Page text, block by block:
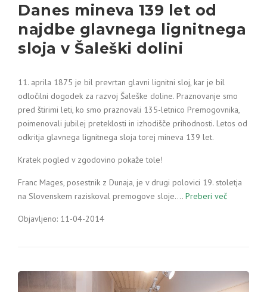
Danes mineva 139 let od
najdbe glavnega lignitnega
sloja v Šaleški dolini
11. aprila 1875 je bil prevrtan glavni lignitni sloj, kar je bil
odločilni dogodek za razvoj Šaleške doline. Praznovanje smo
pred štirimi leti, ko smo praznovali 135-letnico Premogovnika,
poimenovali jubilej preteklosti in izhodišče prihodnosti. Letos od
odkritja glavnega lignitnega sloja torej mineva 139 let.
Kratek pogled v zgodovino pokaže tole!
Franc Mages, posestnik z Dunaja, je v drugi polovici 19. stoletja
na Slovenskem raziskoval premogove sloje.… Preberi več
Objavljeno: 11-04-2014